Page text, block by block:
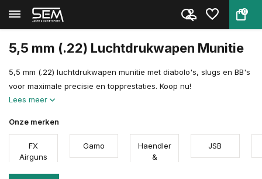
0
Terug Home
Luchtdrukwapen munitie
5,5 mm (.22) Luchtdrukwapen Munitie
5,5 mm (.22) luchtdrukwapen munitie met diabolo's, slugs en BB's
voor maximale precisie en topprestaties. Koop nu!
Lees meer
Onze merken
FX
Airguns
Gamo
Haendler
&
JSB